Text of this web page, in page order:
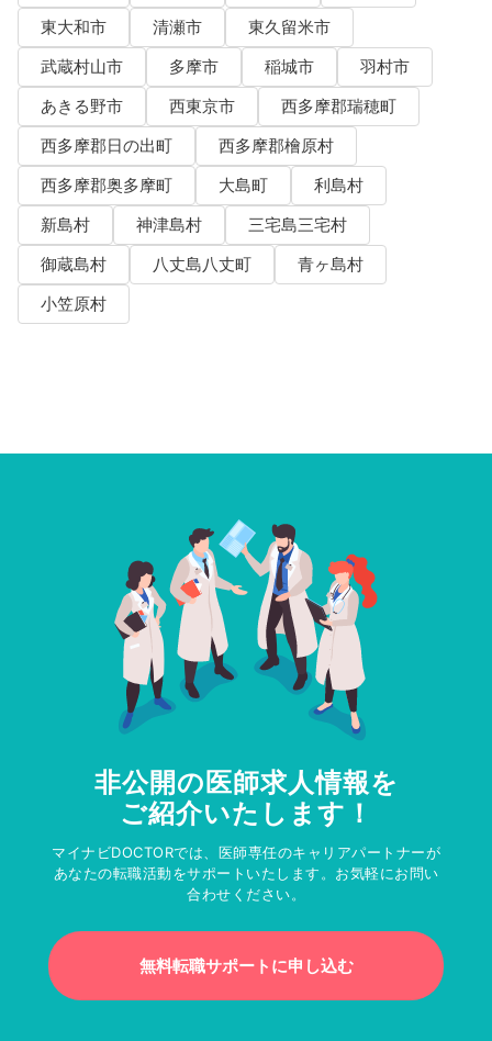
東大和市
清瀬市
東久留米市
武蔵村山市
多摩市 稲城市
羽村市
あきる野市
西東京市
西多摩郡瑞穂町
西多摩郡日の出町
西多摩郡檜原村
西多摩郡奥多摩町
大島町
利島村
新島村
神津島村
三宅島三宅村
御蔵島村
八丈島八丈町
青ヶ島村
小笠原村
非公開の医師求人情報を
ご紹介いたします！
マイナビDOCTORでは、医師専任のキャリアパートナーが
あなたの転職活動をサポートいたします。お気軽にお問い
合わせください。
無料転職サポートに申し込む